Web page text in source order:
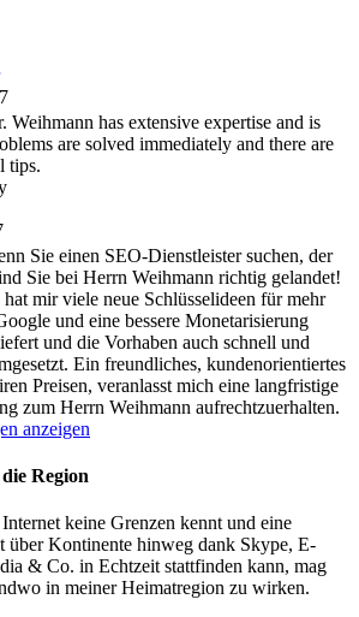
Weihmann has extensive expertise and is
are solved immediately and there are
tips.
Sie einen SEO-Dienstleister suchen, der
Sie bei Herrn Weihmann richtig gelandet!
mir viele neue Schlüsselideen für mehr
und eine bessere Monetarisierung
und die Vorhaben auch schnell und
Ein freundliches, kundenorientiertes
Preisen, veranlasst mich eine langfristige
zum Herrn Weihmann aufrechtzuerhalten.
anzeigen
Region
keine Grenzen kennt und eine
über Kontinente hinweg dank Skype, E-
& Co. in Echtzeit statt­finden kann, mag
in meiner Heimatregion zu wirken.